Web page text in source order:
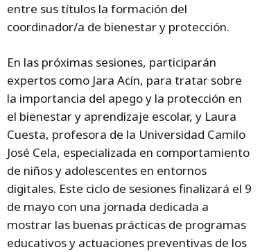
entre sus títulos la formación del
coordinador/a de bienestar y protección.
En las próximas sesiones, participarán
expertos como Jara Acín, para tratar sobre
la importancia del apego y la protección en
el bienestar y aprendizaje escolar, y Laura
Cuesta, profesora de la Universidad Camilo
José Cela, especializada en comportamiento
de niños y adolescentes en entornos
digitales. Este ciclo de sesiones finalizará el 9
de mayo con una jornada dedicada a
mostrar las buenas prácticas de programas
educativos y actuaciones preventivas de los